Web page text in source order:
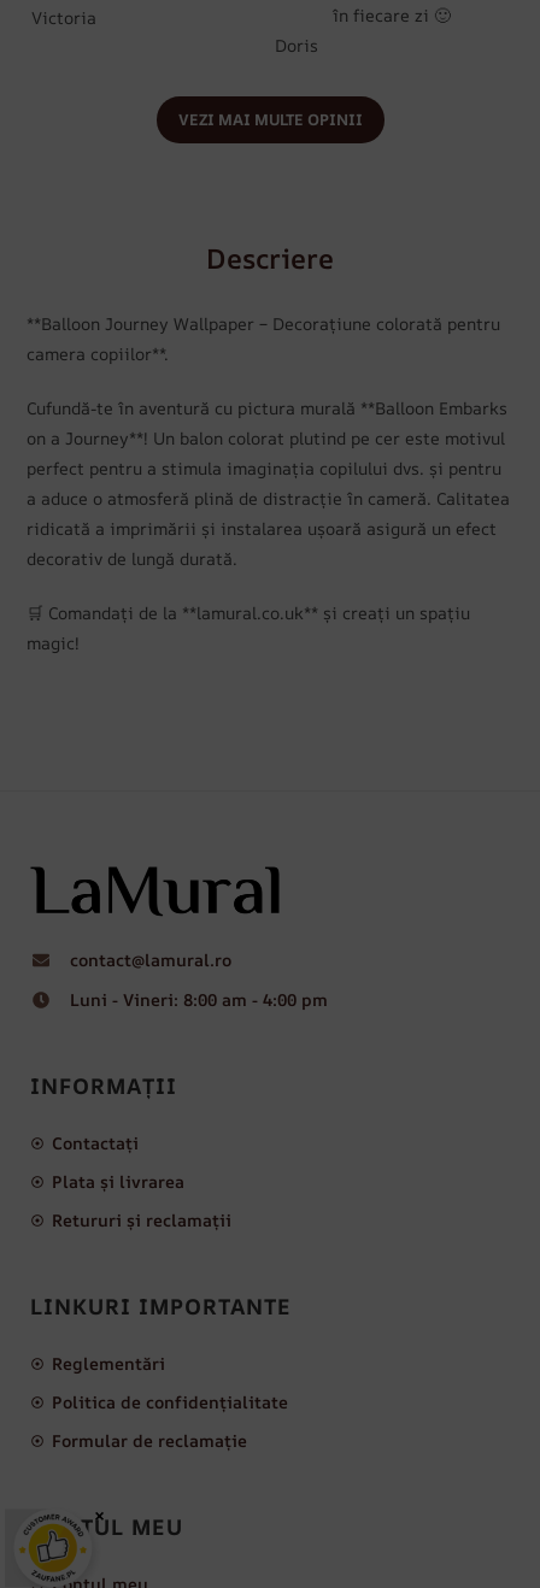
Victoria
în fiecare zi 🙂
Doris
VEZI MAI MULTE OPINII
Descriere
**Balloon Journey Wallpaper – Decorațiune colorată pentru
camera copiilor**.
Cufundă-te în aventură cu pictura murală **Balloon Embarks
on a Journey**! Un balon colorat plutind pe cer este motivul
perfect pentru a stimula imaginația copilului dvs. și pentru
a aduce o atmosferă plină de distracție în cameră. Calitatea
ridicată a imprimării și instalarea ușoară asigură un efect
decorativ de lungă durată.
🛒 Comandați de la **lamural.co.uk** și creați un spațiu
magic!
contact@lamural.ro
Luni - Vineri: 8:00 am - 4:00 pm
INFORMAȚII
Contactați
Plata și livrarea
Retururi și reclamații
LINKURI IMPORTANTE
Reglementări
Politica de confidențialitate
Formular de reclamație
CONTUL MEU
×